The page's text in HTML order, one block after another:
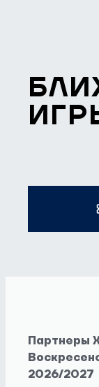
Партнеры
2026/2027